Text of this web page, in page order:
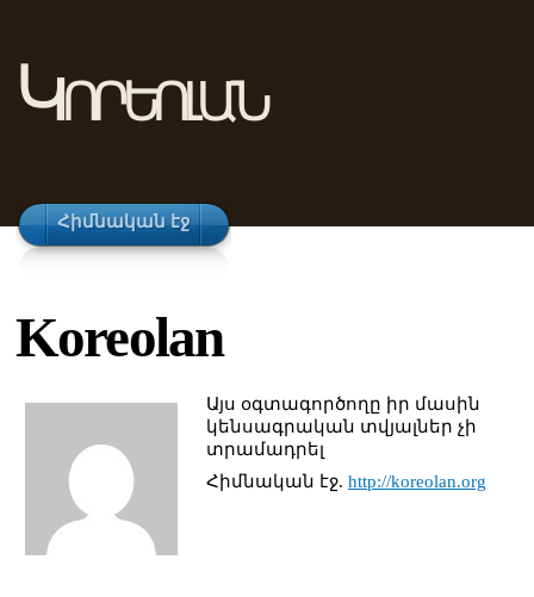
Կորեոլան
Հիմնական էջ
Koreolan
Այս օգտագործողը իր մասին
կենսագրական տվյալներ չի
տրամադրել
Հիմնական էջ. http://koreolan.org